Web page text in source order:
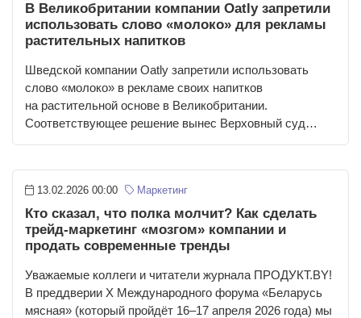
В Великобритании компании Oatly запретили
использовать слово «молоко» для рекламы
растительных напитков
Шведской компании Oatly запретили использовать
слово «молоко» в рекламе своих напитков
на растительной основе в Великобритании.
Соответствующее решение вынес Верховный суд…
13.02.2026 00:00 Маркетинг
Кто сказал, что полка молчит? Как сделать
трейд-маркетинг «мозгом» компании и
продать современные тренды
Уважаемые коллеги и читатели журнала ПРОДУКТ.BY!
В преддверии X Международного форума «Беларусь
мясная» (который пройдёт 16–17 апреля 2026 года) мы